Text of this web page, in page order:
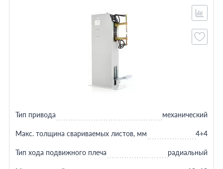
Тип привода механический
Макс. толщина свариваемых листов, мм 4+4
Тип хода подвижного плеча радиальный